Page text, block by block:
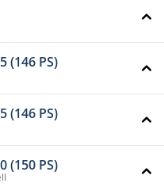
(146 PS)
(146 PS)
(150 PS)